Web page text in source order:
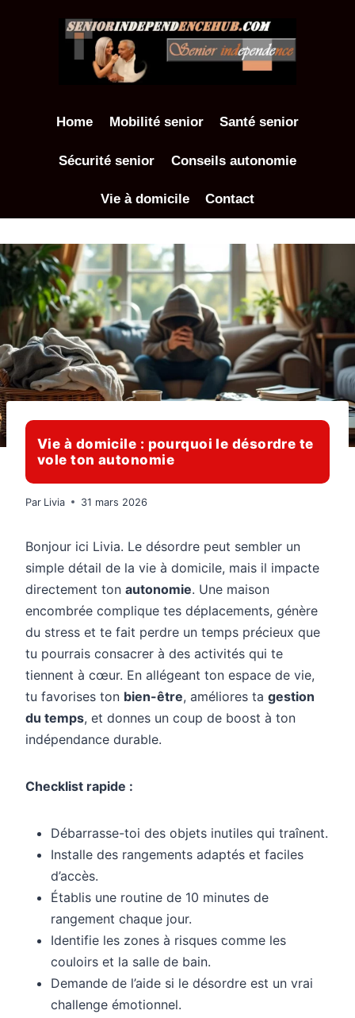
Home Mobilité senior Santé senior
Sécurité senior Conseils autonomie
Vie à domicile Contact
Vie à domicile : pourquoi le désordre te
vole ton autonomie
Par Livia 31 mars 2026
Bonjour ici Livia. Le désordre peut sembler un
simple détail de la vie à domicile, mais il impacte
directement ton autonomie. Une maison
encombrée complique tes déplacements, génère
du stress et te fait perdre un temps précieux que
tu pourrais consacrer à des activités qui te
tiennent à cœur. En allégeant ton espace de vie,
tu favorises ton bien-être, améliores ta gestion
du temps, et donnes un coup de boost à ton
indépendance durable.
Checklist rapide :
Débarrasse-toi des objets inutiles qui traînent.
Installe des rangements adaptés et faciles
d’accès.
Établis une routine de 10 minutes de
rangement chaque jour.
Identifie les zones à risques comme les
couloirs et la salle de bain.
Demande de l’aide si le désordre est un vrai
challenge émotionnel.